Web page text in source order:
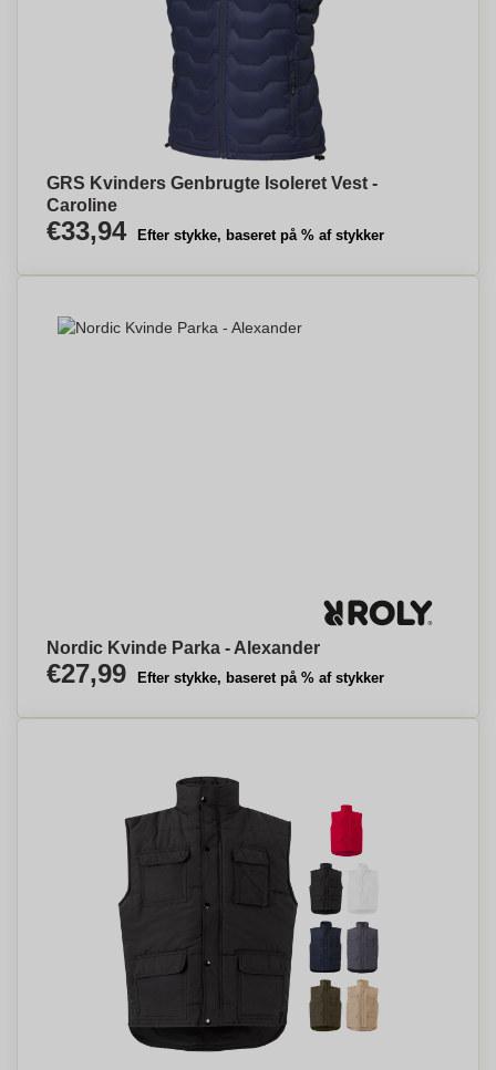
GRS Kvinders Genbrugte Isoleret Vest -
Caroline
€33,94 Efter stykke, baseret på % af stykker
Nordic Kvinde Parka - Alexander
€27,99 Efter stykke, baseret på % af stykker